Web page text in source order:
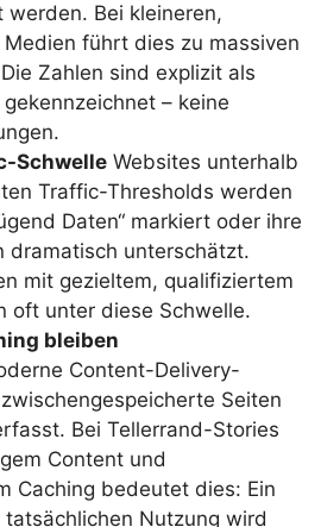
werden. Bei kleineren,
führt dies zu massiven
Zahlen sind explizit als
gekennzeichnet – keine
Schwelle Websites unterhalb
Traffic-Thresholds werden
Daten“ markiert oder ihre
dramatisch unterschätzt.
mit gezieltem, qualifiziertem
oft unter diese Schwelle.
bleiben
Content-Delivery-
Seiten
Bei Tellerrand-Stories
Content und
Caching bedeutet dies: Ein
tatsächlichen Nutzung wird